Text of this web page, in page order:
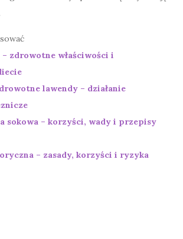
– zdrowotne właściwości i
lawendy – działanie
sokowa – korzyści, wady i przepisy
– zasady, korzyści i ryzyka